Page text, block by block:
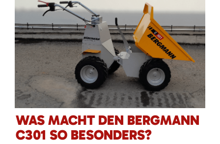
WAS MACHT DEN BERGMANN
C301 SO BESONDERS?